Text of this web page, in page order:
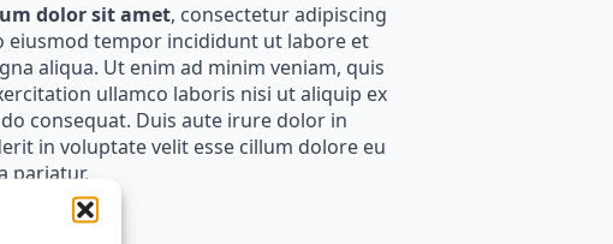
dolor sit amet, consectetur adipiscing
eiusmod tempor incididunt ut labore et
aliqua. Ut enim ad minim veniam, quis
ullamco laboris nisi ut aliquip ex
consequat. Duis aute irure dolor in
in voluptate velit esse cillum dolore eu
pariatur.